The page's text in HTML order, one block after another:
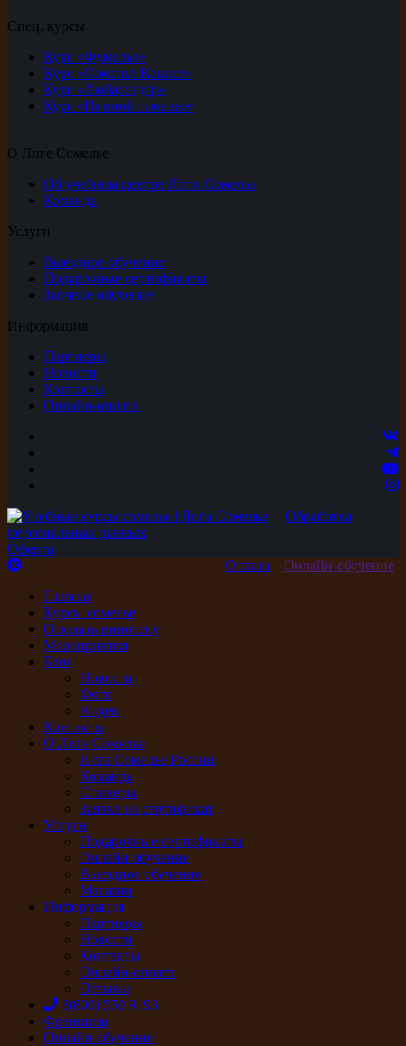
Спец. курсы
Курс «Фумелье»
Курс «Сомелье Кавист»
Курс «Амбассадор»
Курс «Пивной сомелье»
О Лиге Сомелье
Об учебном центре Лиги Сомелье
Команда
Услуги
Выездное обучение
Подарочные сертификаты
Заочное обучение
Информация
Партнеры
Новости
Контакты
Онлайн-оплата
Обработка
персональных данных
Оферта
Онлайн-обучение
Оплата
Главная
Курсы сомелье
Открыть винотеку
Мероприятия
Блог
Новости
Фото
Видео
Контакты
О Лиге Сомелье
Лига Сомелье России
Команда
Спикеры
Заявка на сертификат
Услуги
Подарочные сертификаты
Онлайн обучение
Выездное обучение
Магазин
Информация
Партнеры
Новости
Контакты
Онлайн-оплата
Отзывы
8(800) 550 9193
Франшиза
Онлайн обучение